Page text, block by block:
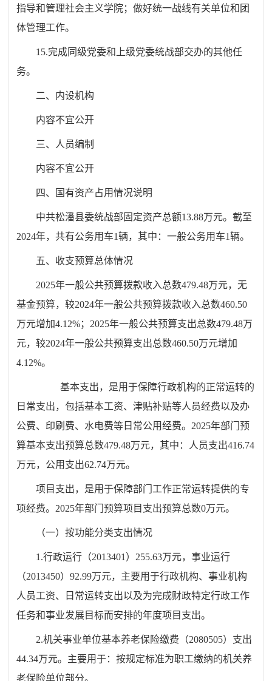
指导和管理社会主义学院；做好统一战线有关单位和团
体管理工作。
15.完成同级党委和上级党委统战部交办的其他任
务。
二、内设机构
内容不宜公开
三、人员编制
内容不宜公开
四、国有资产占用情况说明
中共松潘县委统战部固定资产总额13.88万元。截至
2024年，共有公务用车1辆，其中：一般公务用车1辆。
五、收支预算总体情况
2025年一般公共预算拨款收入总数479.48万元，无
基金预算，较2024年一般公共预算拨款收入总数460.50
万元增加4.12%；2025年一般公共预算支出总数479.48万
元，较2024年一般公共预算支出总数460.50万元增加
4.12%。
基本支出，是用于保障行政机构的正常运转的
日常支出，包括基本工资、津贴补贴等人员经费以及办
公费、印刷费、水电费等日常公用经费。2025年部门预
算基本支出预算总数479.48万元，其中：人员支出416.74
万元，公用支出62.74万元。
项目支出，是用于保障部门工作正常运转提供的专
项经费。2025年部门预算项目支出预算总数0万元。
（一）按功能分类支出情况
1.行政运行（2013401）255.63万元，事业运行
（2013450）92.99万元，主要用于行政机构、事业机构
人员工资、日常运转支出以及为完成财政特定行政工作
任务和事业发展目标而安排的年度项目支出。
2.机关事业单位基本养老保险缴费（2080505）支出
44.34万元。主要用于：按规定标准为职工缴纳的机关养
老保险单位部分。